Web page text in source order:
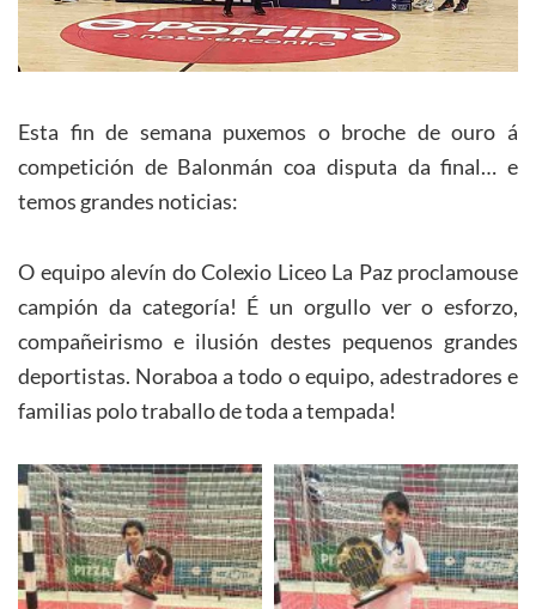
Esta fin de semana puxemos o broche de ouro á
competición de Balonmán coa disputa da final… e
temos grandes noticias:
O equipo alevín do Colexio Liceo La Paz proclamouse
campión da categoría! É un orgullo ver o esforzo,
compañeirismo e ilusión destes pequenos grandes
deportistas. Noraboa a todo o equipo, adestradores e
familias polo traballo de toda a tempada!